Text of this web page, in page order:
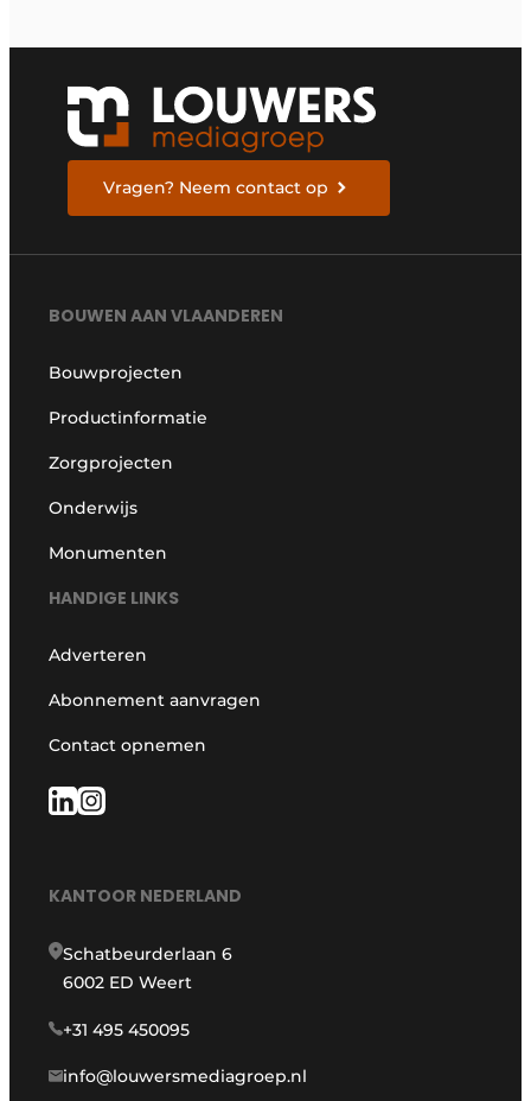
Vragen? Neem contact op
BOUWEN AAN VLAANDEREN
Bouwprojecten
Productinformatie
Zorgprojecten
Onderwijs
Monumenten
HANDIGE LINKS
Adverteren
Abonnement aanvragen
Contact opnemen
KANTOOR NEDERLAND
Schatbeurderlaan 6
6002 ED Weert
+31 495 450095
info@louwersmediagroep.nl